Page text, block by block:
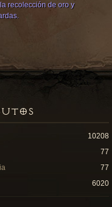
recolección de oro y
10208
77
77
6020